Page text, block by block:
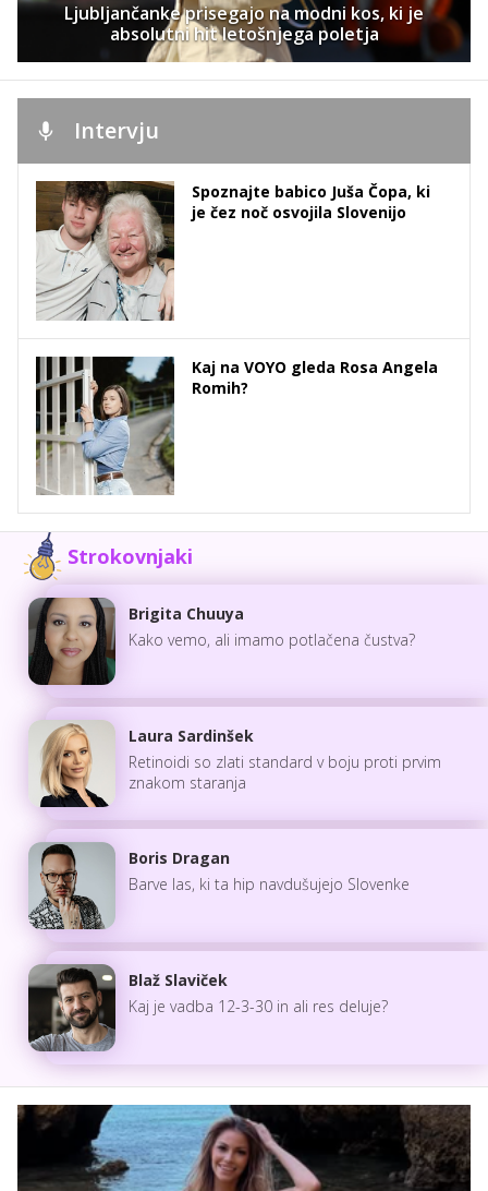
Ljubljančanke prisegajo na modni kos, ki je
absolutni hit letošnjega poletja
Intervju
Spoznajte babico Juša Čopa, ki
je čez noč osvojila Slovenijo
Kaj na VOYO gleda Rosa Angela
Romih?
Strokovnjaki
Brigita Chuuya
Kako vemo, ali imamo potlačena čustva?
Laura Sardinšek
Retinoidi so zlati standard v boju proti prvim
znakom staranja
Boris Dragan
Barve las, ki ta hip navdušujejo Slovenke
Blaž Slaviček
Kaj je vadba 12-3-30 in ali res deluje?